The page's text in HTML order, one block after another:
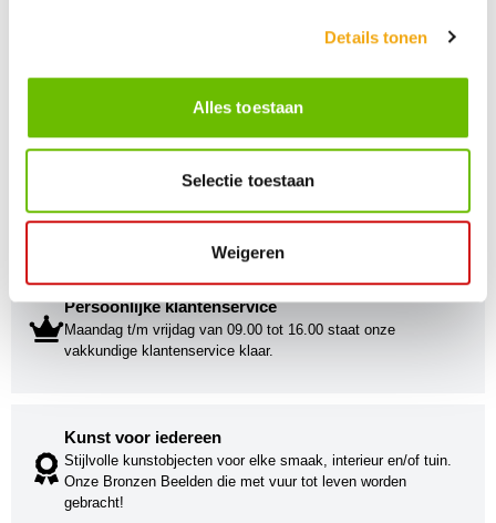
Details tonen
Alles toestaan
Selectie toestaan
Weigeren
Persoonlijke klantenservice
Maandag t/m vrijdag van 09.00 tot 16.00 staat onze
vakkundige klantenservice klaar.
Kunst voor iedereen
Stijlvolle kunstobjecten voor elke smaak, interieur en/of tuin.
Onze Bronzen Beelden die met vuur tot leven worden
gebracht!